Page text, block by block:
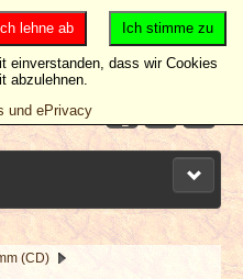
(CD)
Ich stimme zu
Ich lehne ab
einverstanden, dass wir Cookies
abzulehnen.
und ePrivacy